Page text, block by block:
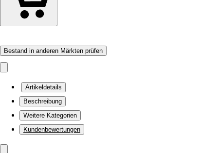
Bestand in anderen Märkten prüfen
Artikeldetails
Beschreibung
Weitere Kategorien
Kundenbewertungen